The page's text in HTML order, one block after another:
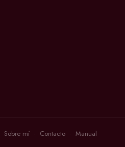
Sobre mí · Contacto · Manual